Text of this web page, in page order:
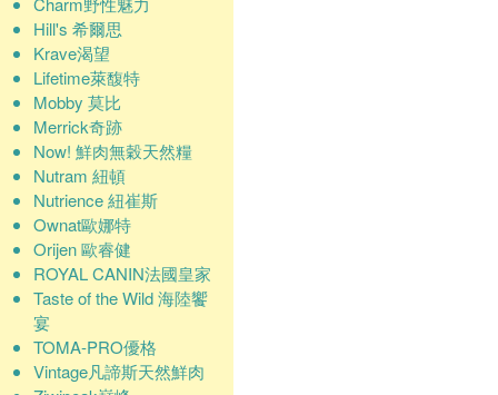
Hill's 希爾思
Krave渴望
Lifetime萊馥特
Mobby 莫比
Merrick奇跡
Now! 鮮肉無穀天然糧
Nutram 紐頓
Nutrience 紐崔斯
Ownat歐娜特
Orijen 歐睿健
ROYAL CANIN法國皇家
Taste of the Wild 海陸饗
宴
TOMA-PRO優格
Vintage凡諦斯天然鮮肉